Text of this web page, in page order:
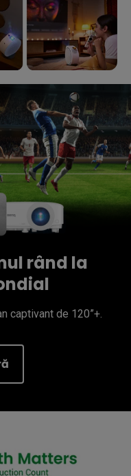
rând la
captivant de 120”+.